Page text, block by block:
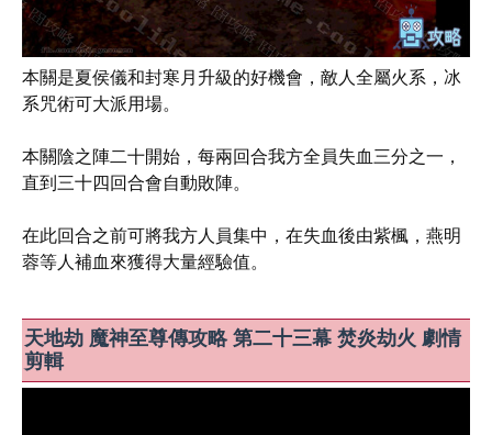
本關是夏侯儀和封寒月升級的好機會，敵人全屬火系，冰
系咒術可大派用場。
本關陰之陣二十開始，每兩回合我方全員失血三分之一，
直到三十四回合會自動敗陣。
在此回合之前可將我方人員集中，在失血後由紫楓，燕明
蓉等人補血來獲得大量經驗值。
天地劫 魔神至尊傳攻略 第二十三幕 焚炎劫火 劇情
剪輯